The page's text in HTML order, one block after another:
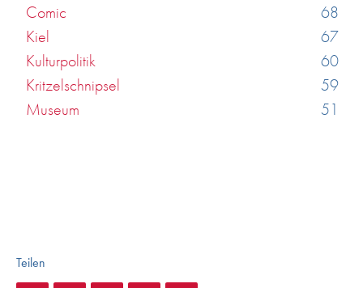
Comic
68
Kiel
67
Kulturpolitik
60
Kritzelschnipsel
59
Museum
51
Teilen